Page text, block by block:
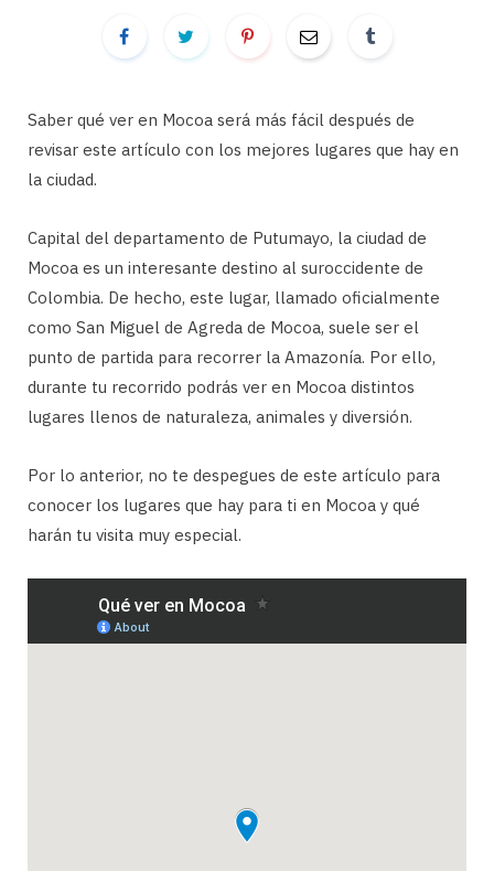
Saber qué ver en Mocoa será más fácil después de
revisar este artículo con los mejores lugares que hay en
la ciudad.
Capital del departamento de Putumayo, la ciudad de
Mocoa es un interesante destino al suroccidente de
Colombia. De hecho, este lugar, llamado oficialmente
como San Miguel de Agreda de Mocoa, suele ser el
punto de partida para recorrer la Amazonía. Por ello,
durante tu recorrido podrás ver en Mocoa distintos
lugares llenos de naturaleza, animales y diversión.
Por lo anterior, no te despegues de este artículo para
conocer los lugares que hay para ti en Mocoa y qué
harán tu visita muy especial.